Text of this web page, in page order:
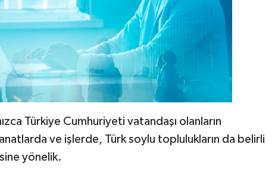
Türkiye Cumhuriyeti vatandaşı olanların
ve işlerde, Türk soylu toplulukların da belirli
yönelik.